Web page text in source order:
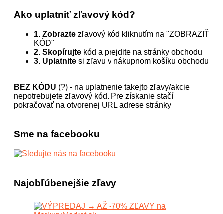
Ako uplatniť zľavový kód?
1. Zobrazte zľavový kód kliknutím na "ZOBRAZIŤ
KÓD"
2. Skopírujte kód a prejdite na stránky obchodu
3. Uplatnite si zľavu v nákupnom košíku obchodu
BEZ KÓDU (?) - na uplatnenie takejto zľavy/akcie
nepotrebujete zľavový kód. Pre získanie stačí
pokračovať na otvorenej URL adrese stránky
Sme na facebooku
Najobľúbenejšie zľavy